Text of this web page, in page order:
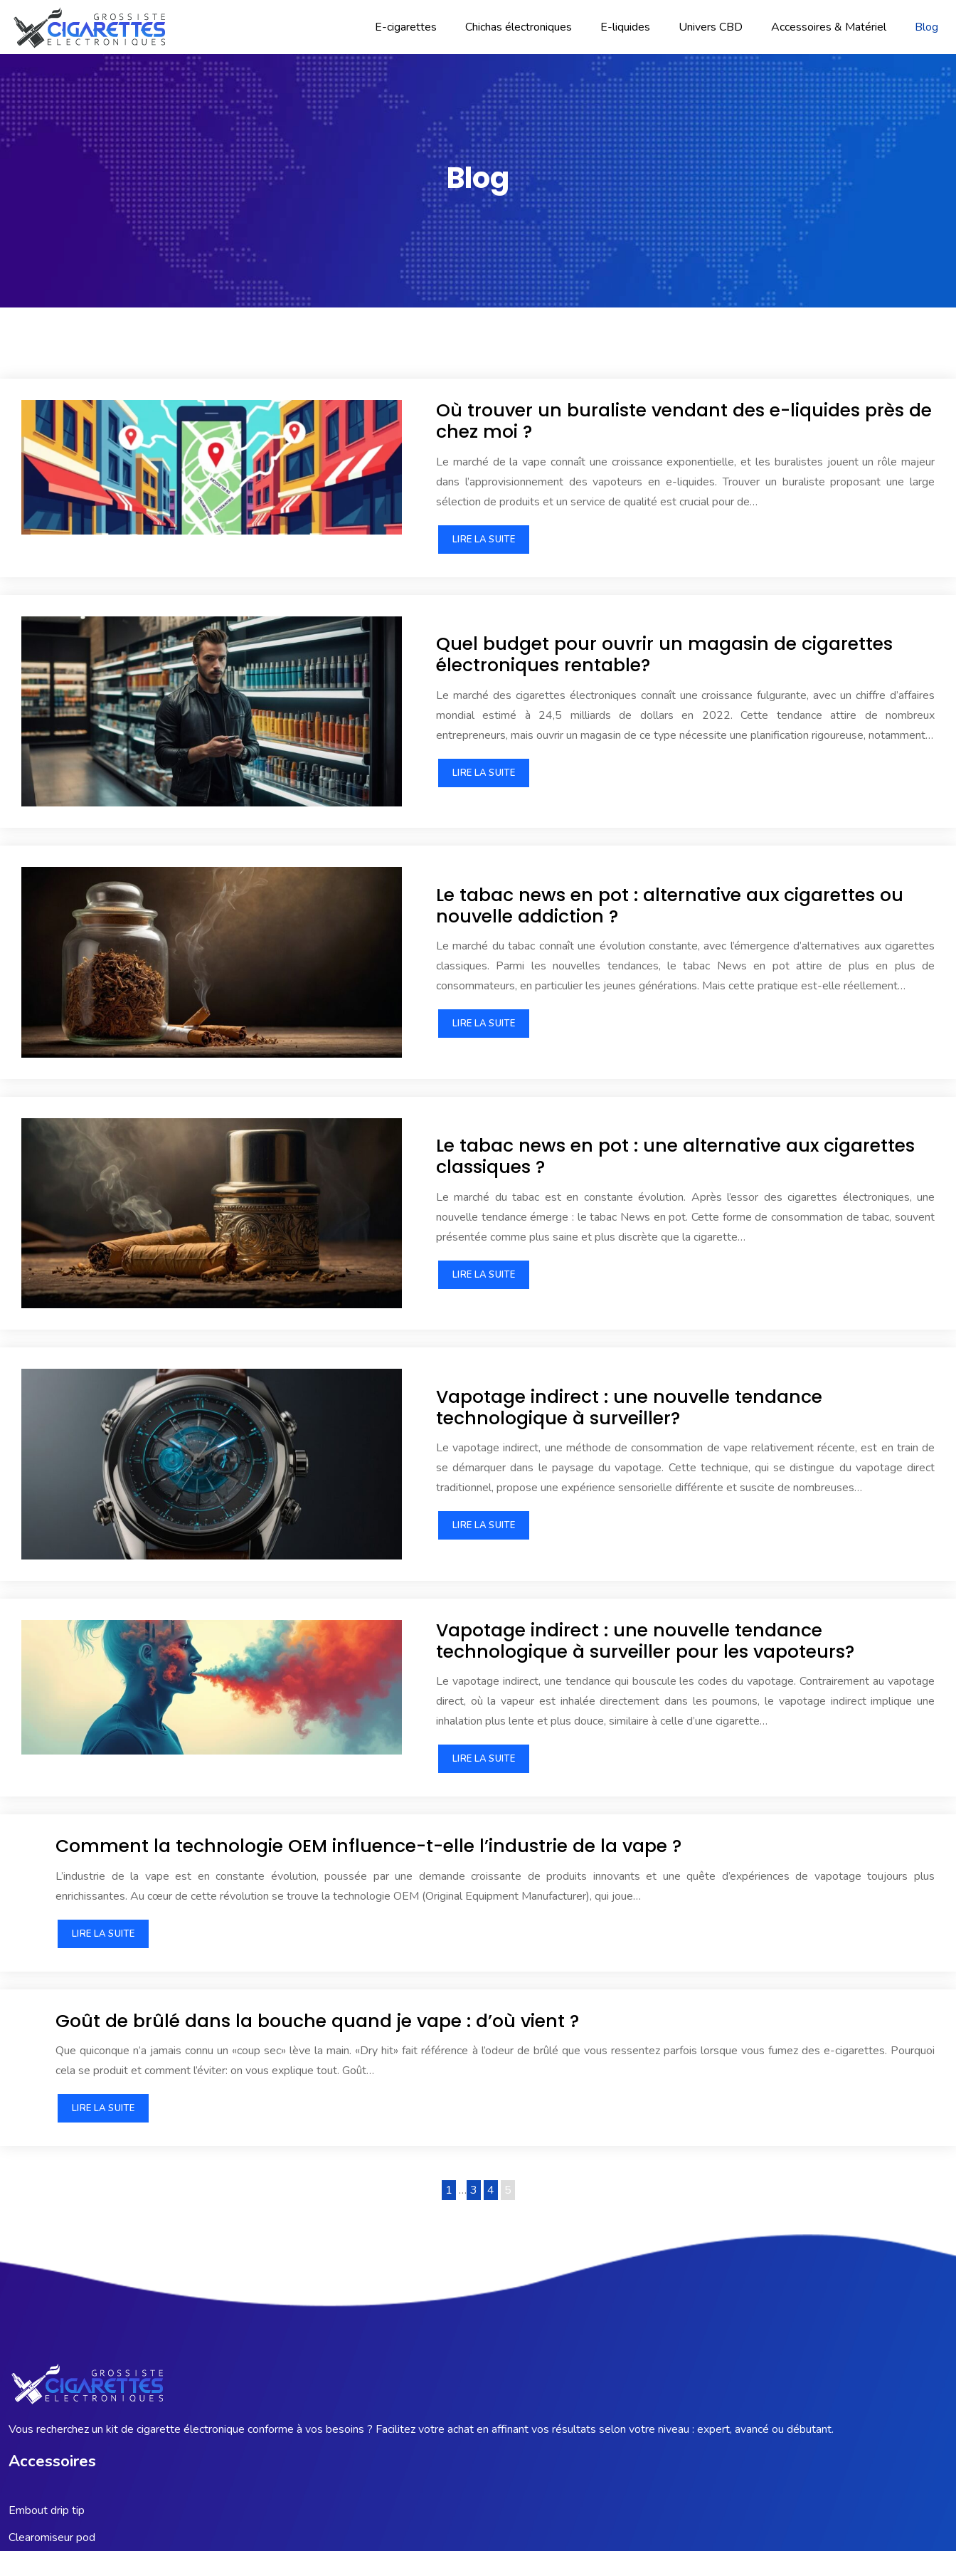
E-cigarettes Chichas électroniques E-liquides Univers CBD Accessoires & Matériel Blog
Blog
Où trouver un buraliste vendant des e-liquides près de
chez moi ?
Le marché de la vape connaît une croissance exponentielle, et les buralistes jouent un rôle majeur
dans l’approvisionnement des vapoteurs en e-liquides. Trouver un buraliste proposant une large
sélection de produits et un service de qualité est crucial pour de…
LIRE LA SUITE
Quel budget pour ouvrir un magasin de cigarettes
électroniques rentable?
Le marché des cigarettes électroniques connaît une croissance fulgurante, avec un chiffre d’affaires
mondial estimé à 24,5 milliards de dollars en 2022. Cette tendance attire de nombreux
entrepreneurs, mais ouvrir un magasin de ce type nécessite une planification rigoureuse, notamment…
LIRE LA SUITE
Le tabac news en pot : alternative aux cigarettes ou
nouvelle addiction ?
Le marché du tabac connaît une évolution constante, avec l’émergence d’alternatives aux cigarettes
classiques. Parmi les nouvelles tendances, le tabac News en pot attire de plus en plus de
consommateurs, en particulier les jeunes générations. Mais cette pratique est-elle réellement…
LIRE LA SUITE
Le tabac news en pot : une alternative aux cigarettes
classiques ?
Le marché du tabac est en constante évolution. Après l’essor des cigarettes électroniques, une
nouvelle tendance émerge : le tabac News en pot. Cette forme de consommation de tabac, souvent
présentée comme plus saine et plus discrète que la cigarette…
LIRE LA SUITE
Vapotage indirect : une nouvelle tendance
technologique à surveiller?
Le vapotage indirect, une méthode de consommation de vape relativement récente, est en train de
se démarquer dans le paysage du vapotage. Cette technique, qui se distingue du vapotage direct
traditionnel, propose une expérience sensorielle différente et suscite de nombreuses…
LIRE LA SUITE
Vapotage indirect : une nouvelle tendance
technologique à surveiller pour les vapoteurs?
Le vapotage indirect, une tendance qui bouscule les codes du vapotage. Contrairement au vapotage
direct, où la vapeur est inhalée directement dans les poumons, le vapotage indirect implique une
inhalation plus lente et plus douce, similaire à celle d’une cigarette…
LIRE LA SUITE
Comment la technologie OEM influence-t-elle l’industrie de la vape ?
L’industrie de la vape est en constante évolution, poussée par une demande croissante de produits innovants et une quête d’expériences de vapotage toujours plus
enrichissantes. Au cœur de cette révolution se trouve la technologie OEM (Original Equipment Manufacturer), qui joue…
LIRE LA SUITE
Goût de brûlé dans la bouche quand je vape : d’où vient ?
Que quiconque n’a jamais connu un «coup sec» lève la main. «Dry hit» fait référence à l’odeur de brûlé que vous ressentez parfois lorsque vous fumez des e-cigarettes. Pourquoi
cela se produit et comment l’éviter: on vous explique tout. Goût…
LIRE LA SUITE
1 … 3 4 5
Vous recherchez un kit de cigarette électronique conforme à vos besoins ? Facilitez votre achat en affinant vos résultats selon votre niveau : expert, avancé ou débutant.
Accessoires
Embout drip tip
Clearomiseur pod